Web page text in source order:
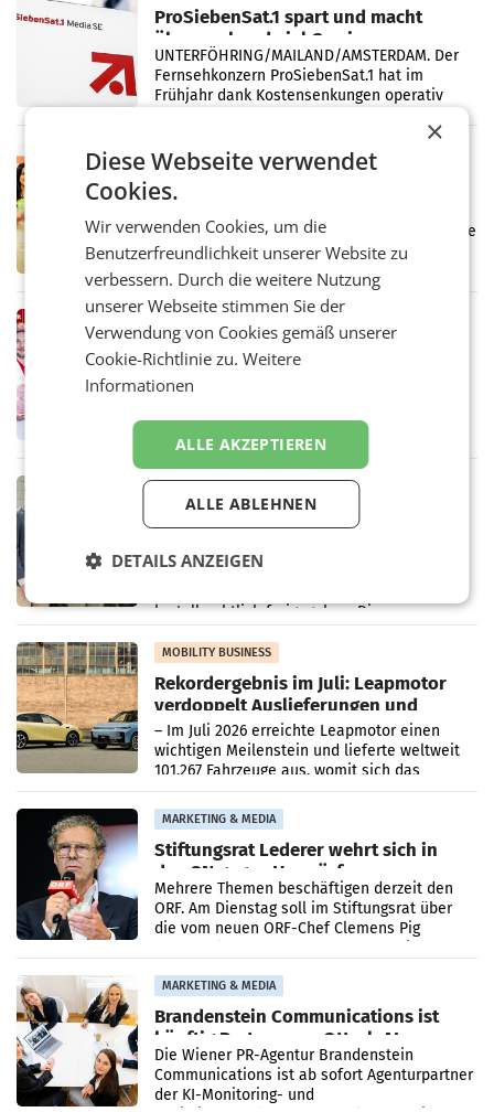
ProSiebenSat.1 spart und macht
überraschend viel Gewinn
UNTERFÖHRING/MAILAND/AMSTERDAM. Der
Fernsehkonzern ProSiebenSat.1 hat im
Frühjahr dank Kostensenkungen operativ
RETAIL
Eine Bühne für Zirkularität: ARA und
Müller informieren am POS über
Kreislauffähigkeit
Über den gesamten August hinweg rücken die
Altstoff Recycling Austria AG (ARA) und der
Handelskonzern Müller die Initiative
„Kreislauf-Helden“ in allen österreichischen
Müller-Filialen
Penny modernisiert zwei Filialen in
Ober- und Niederösterreich
WIENER NEUDORF. – Im Rahmen einer
erneuert Penny zwei Filialen in Nieder- und
Oberösterreich. Die beiden Standorte liegen
in Haag sowie im rund
RETAIL
Alles bereit für den Wechsel: Jürgen
WIENER NEUDORF. – Die geplante
Zusammenarbeit zwischen Adeg und dem
kartellrechtlich freigegeben: Die
Bundeswettbewerbsbehörde und der
Bundeskartellanwalt
MOBILITY BUSINESS
Rekordergebnis im Juli: Leapmotor
verdoppelt Auslieferungen und
überschreitet die 100.000er-Marke
– Im Juli 2026 erreichte Leapmotor einen
wichtigen Meilenstein und lieferte weltweit
101.267 Fahrzeuge aus, womit sich das
Ergebnis gegenüber Juli 2025 mehr als
verdoppelte (+102
MARKETING & MEDIA
Stiftungsrat Lederer wehrt sich in
den SN gegen Vorwürfe
Mehrere Themen beschäftigen derzeit den
ORF. Am Dienstag soll im Stiftungsrat über
die vom neuen ORF-Chef Clemens Pig
MARKETING & MEDIA
Brandenstein Communications ist
künftig Partner von OtterlyAI
Die Wiener PR-Agentur Brandenstein
Communications ist ab sofort Agenturpartner
der KI-Monitoring- und
×
Diese Webseite verwendet
Cookies.
Wir verwenden Cookies, um die
Benutzerfreundlichkeit unserer Website zu
verbessern. Durch die weitere Nutzung
unserer Webseite stimmen Sie der
Verwendung von Cookies gemäß unserer
Cookie-Richtlinie zu.Weitere
Informationen
ALLE AKZEPTIEREN
ALLE ABLEHNEN
DETAILS ANZEIGEN